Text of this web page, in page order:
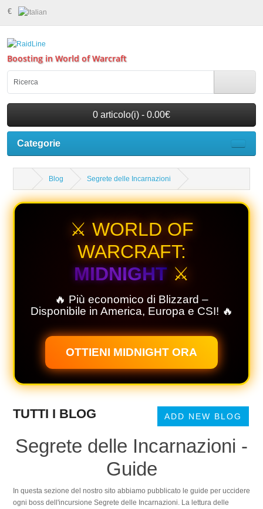
€
Boosting in World of Warcraft
0 articolo(i) - 0.00€
Categorie
Blog Segrete delle Incarnazioni
⚔️ WORLD OF
WARCRAFT:
MIDNIGHT⚔️
🔥 Più economico di Blizzard –
Disponibile in America, Europa e CSI! 🔥
OTTIENI MIDNIGHT ORA
TUTTI I BLOG ADD NEW BLOG
Segrete delle Incarnazioni -
Guide
In questa sezione del nostro sito abbiamo pubblicato le guide per uccidere
ogni boss dell'incursione Segrete delle Incarnazioni. La lettura delle